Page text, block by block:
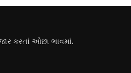
કરતાં ઓછા ભાવમાં.